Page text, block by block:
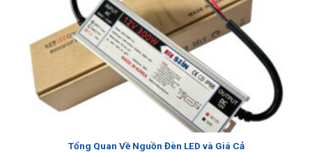
Tổng Quan Về Nguồn Đèn LED và Giá Cả